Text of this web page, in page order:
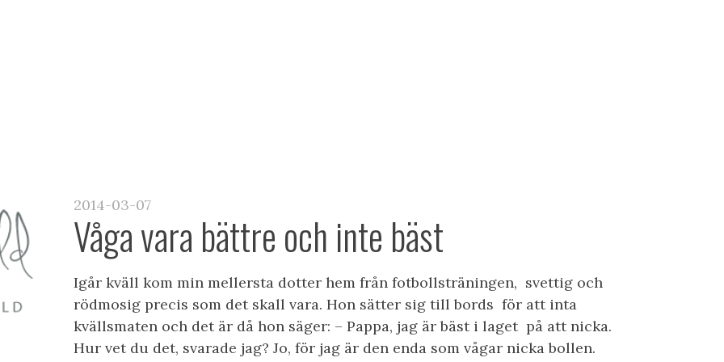
2014-03-07
Våga vara bättre och inte bäst
Igår kväll kom min mellersta dotter hem från fotbollsträningen, svettig och
rödmosig precis som det skall vara. Hon sätter sig till bords för att inta
kvällsmaten och det är då hon säger: – Pappa, jag är bäst i laget på att nicka.
Hur vet du det, svarade jag? Jo, för jag är den enda som vågar nicka bollen.